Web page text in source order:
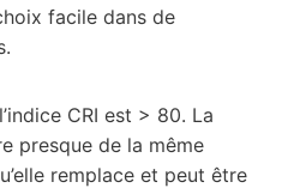
facile dans de
CRI est > 80. La
presque de la même
remplace et peut être